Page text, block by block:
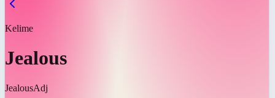
Kelime
Jealous
JealousAdj